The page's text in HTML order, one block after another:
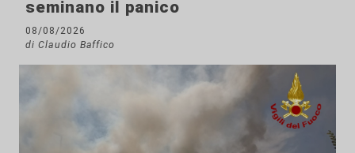
seminano il panico
08/08/2026
di Claudio Baffico